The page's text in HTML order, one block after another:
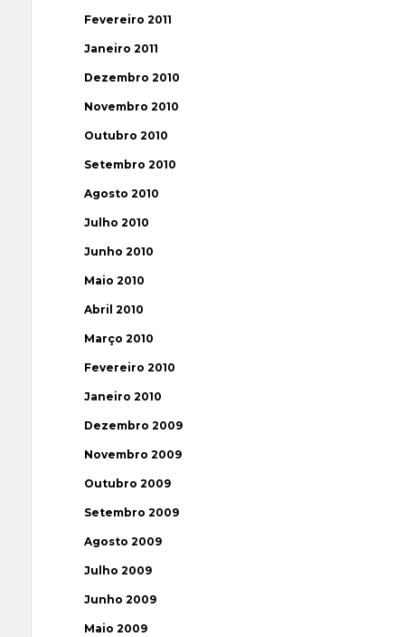
Fevereiro 2011
Janeiro 2011
Dezembro 2010
Novembro 2010
Outubro 2010
Setembro 2010
Agosto 2010
Julho 2010
Junho 2010
Maio 2010
Abril 2010
Março 2010
Fevereiro 2010
Janeiro 2010
Dezembro 2009
Novembro 2009
Outubro 2009
Setembro 2009
Agosto 2009
Julho 2009
Junho 2009
Maio 2009